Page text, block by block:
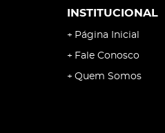
INSTITUCIONAL
Página Inicial
Fale Conosco
Quem Somos